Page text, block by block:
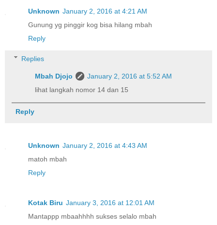
Unknown January 2, 2016 at 4:21 AM
Gunung yg pinggir kog bisa hilang mbah
Reply
Replies
Mbah Djojo
January 2, 2016 at 5:52 AM
lihat langkah nomor 14 dan 15
Reply
Unknown January 2, 2016 at 4:43 AM
matoh mbah
Reply
Kotak Biru January 3, 2016 at 12:01 AM
Mantappp mbaahhhh sukses selalo mbah